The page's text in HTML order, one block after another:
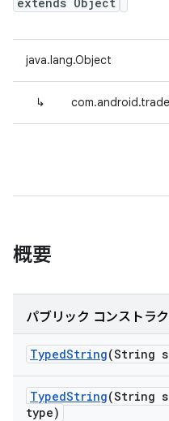
java.lang.Object
↳
概要
パブリック コンストラ
TypedString(String
TypedString(String
type)